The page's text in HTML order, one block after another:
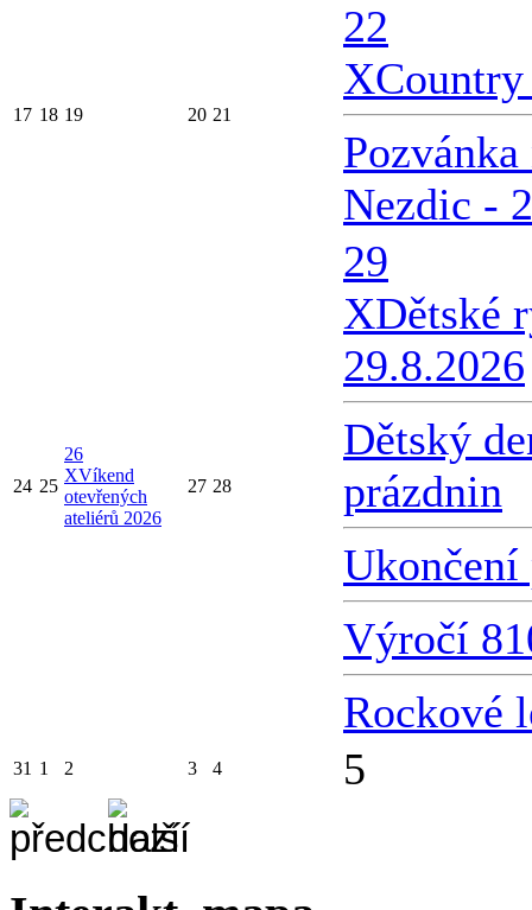
17 18 19 20 21
22
X
Nezdic -
24 25
26
XVíkend
otevřených
ateliérů 2026
27 28
29
XDětské
29.8.2026
Dětský
prázdnin
Ukončení
Výročí
Rockové
31 1 2 3 4 5